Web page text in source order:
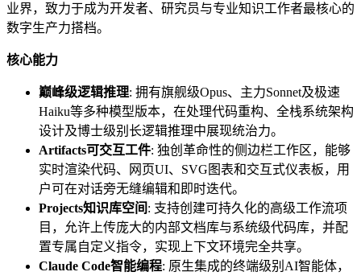
业界，致力于成为开发者、研究员与专业知识工作者最核心的
数字生产力搭档。
核心能力
巅峰级逻辑推理: 拥有旗舰级Opus、主力Sonnet及极速
Haiku等多种模型版本，在处理代码重构、全栈系统架构
设计及博士级别长逻辑推理中展现统治力。
Artifacts可交互工件: 独创革命性的侧边栏工作区，能够
实时渲染代码、网页UI、SVG图表和交互式仪表板，用
户可在对话旁无缝编辑和即时迭代。
Projects知识库空间 : 支持创建可持久化的高级工作流项
目，允许上传庞大的内部文档库与系统级代码库，并配
置专属自定义指令，实现上下文环境完全共享。
Claude Code智能编程: 原生集成的终端级别AI智能体，